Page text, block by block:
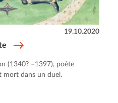
19.10.2020
(1340? –1397), poète
mort dans un duel.